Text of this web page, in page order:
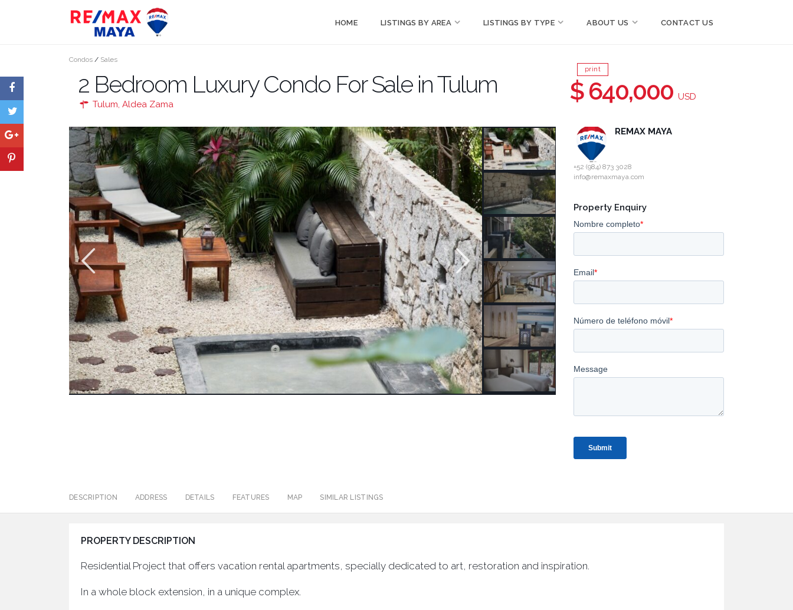
HOME LISTINGS BY AREA LISTINGS BY TYPE ABOUT US CONTACT US
Condos / Sales
2 Bedroom Luxury Condo For Sale in Tulum
Tulum, Aldea Zama
print
$ 640,000 USD
REMAX MAYA
+52 (984) 873 3028
info@remaxmaya.com
Property Enquiry
DESCRIPTION ADDRESS DETAILS FEATURES MAP SIMILAR LISTINGS
PROPERTY DESCRIPTION
Residential Project that offers vacation rental apartments, specially dedicated to art, restoration and inspiration.
In a whole block extension, in a unique complex.